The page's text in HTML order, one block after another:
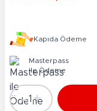
Kapıda Ödeme
Masterpass
ile Ödeme
Adet
-1 +